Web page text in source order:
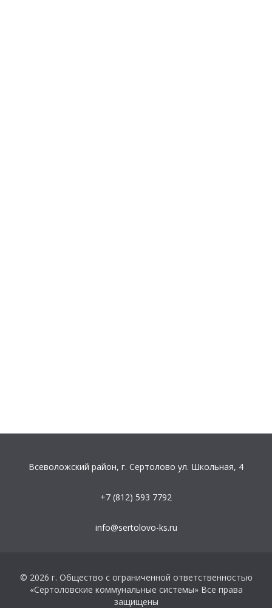
Всеволожский район, г. Сертолово ул. Школьная, 4
+7 (812) 593 7792
info@sertolovo-ks.ru
© 2026 г. Общество с ограниченной ответственностью
«Сертоловские коммунальные системы»Все права
защищены